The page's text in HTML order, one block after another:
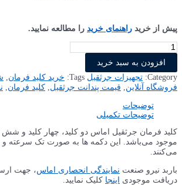
پیش از خرید راهنمای خرید را مطالعه نمایید.
افزودن به سبد خرید
Category: تجهیزات جرثقیل Tags: خرید کلید فرمان
فروشگاه آنلاین
قیمت پندانت جرثقیل کلید فرمان
توضیحات
توضیحات تکمیلی
کلید فرمان‌ جرثقیل اماس دو کلید، چهار کلید و شش
موجود می‌باشد. این دکمه ها به صورت تک سرعته
می‌کنند.
باربد نیرو صنعت نمایندگی انحصاری اماس، جهت
دریافت موجودی
اینجا کلیک نمایید.